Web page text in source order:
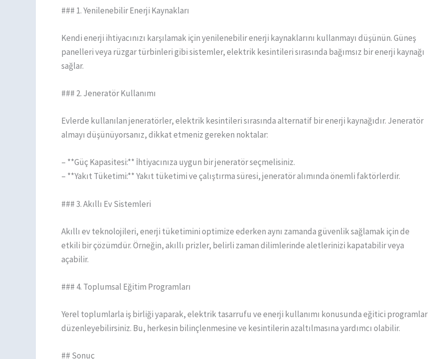
### 1. Yenilenebilir Enerji Kaynakları
Kendi enerji ihtiyacınızı karşılamak için yenilenebilir enerji kaynaklarını kullanmayı düşünün. Güneş
panelleri veya rüzgar türbinleri gibi sistemler, elektrik kesintileri sırasında bağımsız bir enerji kaynağı
sağlar.
### 2. Jeneratör Kullanımı
Evlerde kullanılan jeneratörler, elektrik kesintileri sırasında alternatif bir enerji kaynağıdır. Jeneratör
almayı düşünüyorsanız, dikkat etmeniz gereken noktalar:
– **Güç Kapasitesi:** İhtiyacınıza uygun bir jeneratör seçmelisiniz.
– **Yakıt Tüketimi:** Yakıt tüketimi ve çalıştırma süresi, jeneratör alımında önemli faktörlerdir.
### 3. Akıllı Ev Sistemleri
Akıllı ev teknolojileri, enerji tüketimini optimize ederken aynı zamanda güvenlik sağlamak için de
etkili bir çözümdür. Örneğin, akıllı prizler, belirli zaman dilimlerinde aletlerinizi kapatabilir veya
açabilir.
### 4. Toplumsal Eğitim Programları
Yerel toplumlarla iş birliği yaparak, elektrik tasarrufu ve enerji kullanımı konusunda eğitici programlar
düzenleyebilirsiniz. Bu, herkesin bilinçlenmesine ve kesintilerin azaltılmasına yardımcı olabilir.
## Sonuç